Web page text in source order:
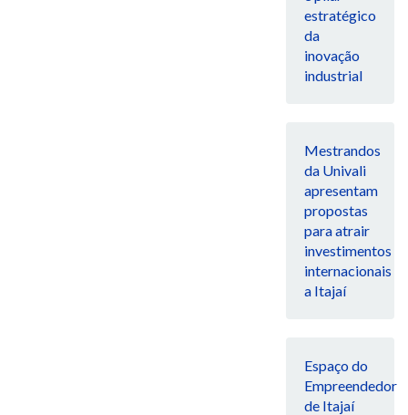
estratégico
da
inovação
industrial
Mestrandos
da Univali
apresentam
propostas
para atrair
investimentos
internacionais
a Itajaí
Espaço do
Empreendedor
de Itajaí